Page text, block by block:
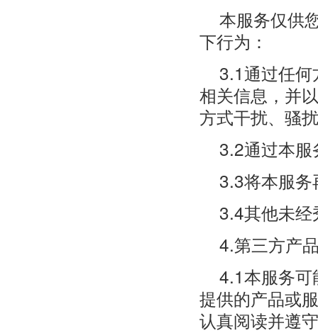
本服务仅供
下行为：
3.1通过任
相关信息，并
方式干扰、骚
3.2通过本
3.3将本服
3.4其他未
4.第三方产
4.1本服务可
提供的产品或
认真阅读并遵